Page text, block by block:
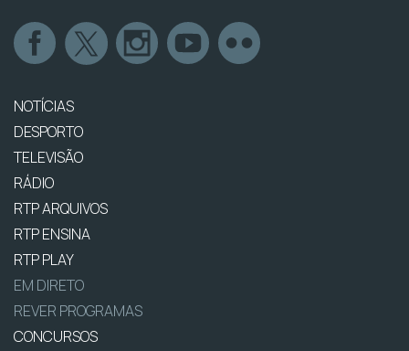
NOTÍCIAS
DESPORTO
TELEVISÃO
RÁDIO
RTP ARQUIVOS
RTP ENSINA
RTP PLAY
EM DIRETO
REVER PROGRAMAS
CONCURSOS